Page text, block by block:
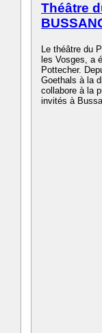
Théâtre
Le théâtre du
les Vosges, a
Pottecher.
Goethals à la
collabore à la
invités à